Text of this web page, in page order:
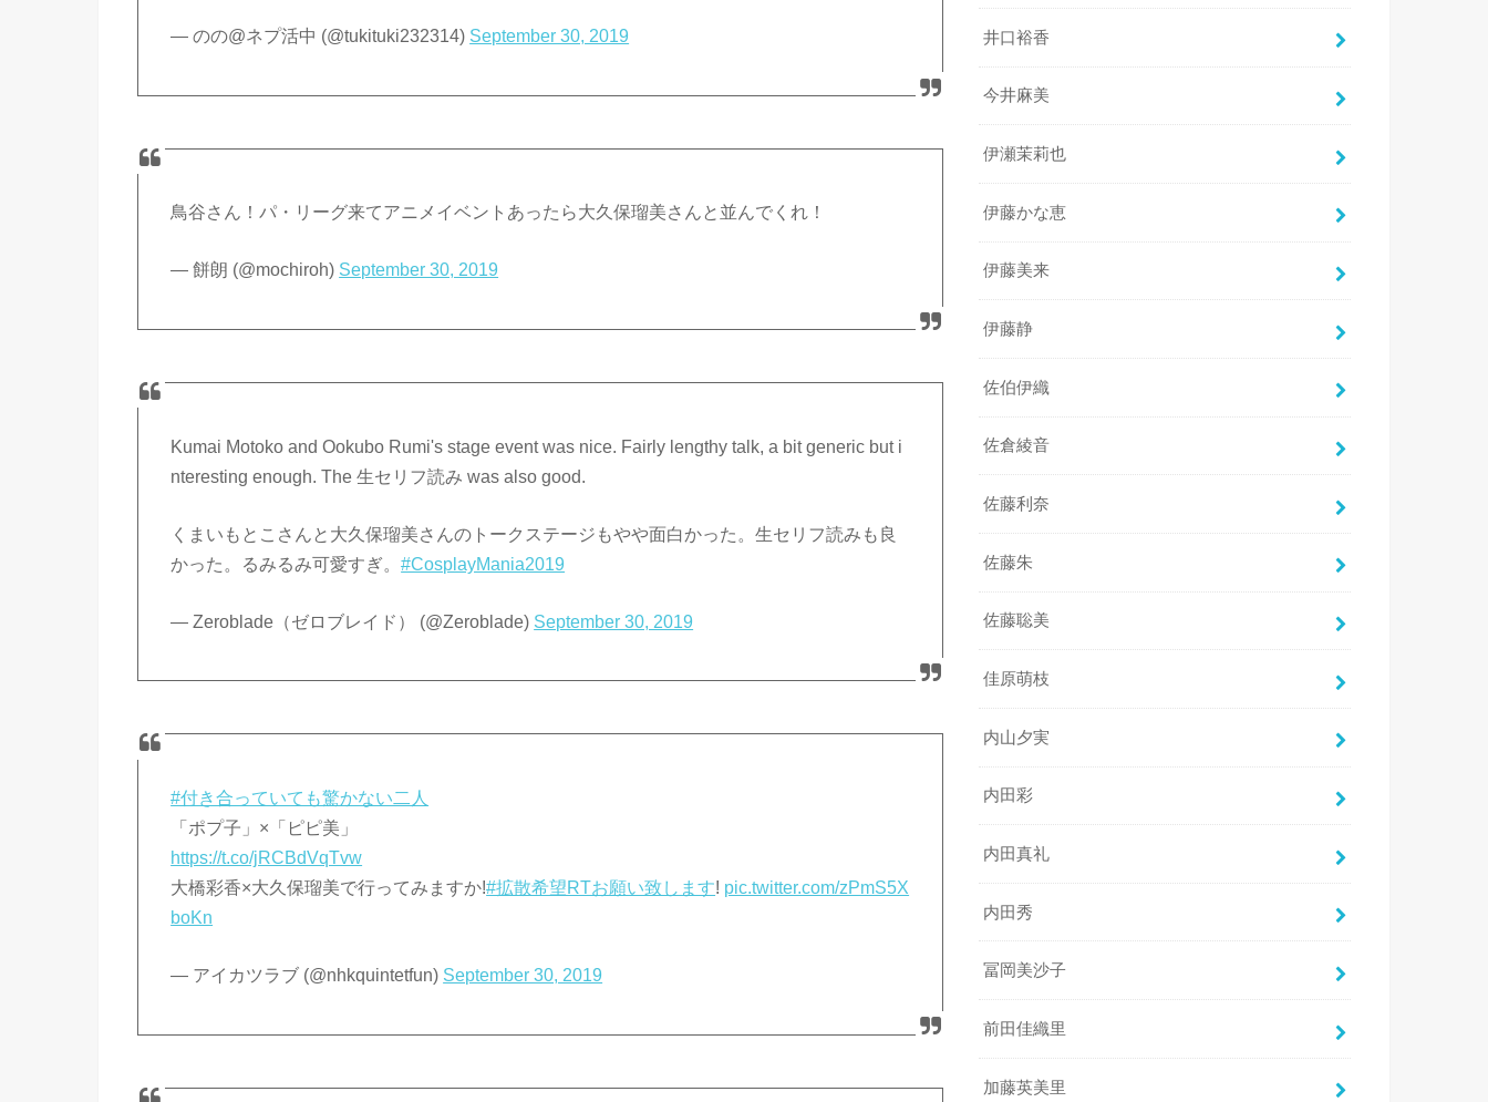
— のの@ネプ活中 (@tukituki232314) September 30, 2019
鳥谷さん！パ・リーグ来てアニメイベントあったら大久保瑠美さんと並んでくれ！
— 餅朗 (@mochiroh) September 30, 2019
Kumai Motoko and Ookubo Rumi's stage event was nice. Fairly lengthy talk, a bit generic but i
nteresting enough. The 生セリフ読み was also good.
くまいもとこさんと大久保瑠美さんのトークステージもやや面白かった。生セリフ読みも良
かった。るみるみ可愛すぎ。#CosplayMania2019
— Zeroblade（ゼロブレイド） (@Zeroblade) September 30, 2019
#付き合っていても驚かない二人
「ポプ子」×「ピピ美」
https://t.co/jRCBdVqTvw
大橋彩香×大久保瑠美で行ってみますか!#拡散希望RTお願い致します! pic.twitter.com/zPmS5X
boKn
— アイカツラブ (@nhkquintetfun) September 30, 2019
井口裕香
今井麻美
伊瀬茉莉也
伊藤かな恵
伊藤美来
伊藤静
佐伯伊織
佐倉綾音
佐藤利奈
佐藤朱
佐藤聡美
佳原萌枝
内山夕実
内田彩
内田真礼
内田秀
冨岡美沙子
前田佳織里
加藤英美里